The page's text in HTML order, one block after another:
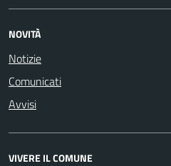
NOVITÀ
Notizie
Comunicati
Avvisi
VIVERE IL COMUNE